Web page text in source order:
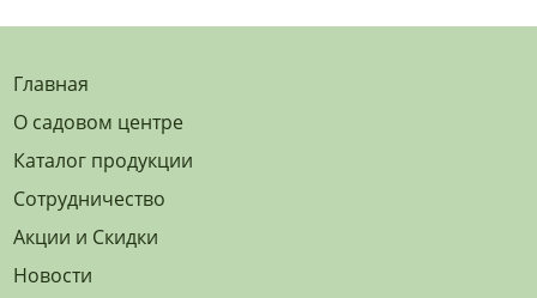
Главная
О садовом центре
Каталог продукции
Сотрудничество
Акции и Скидки
Новости